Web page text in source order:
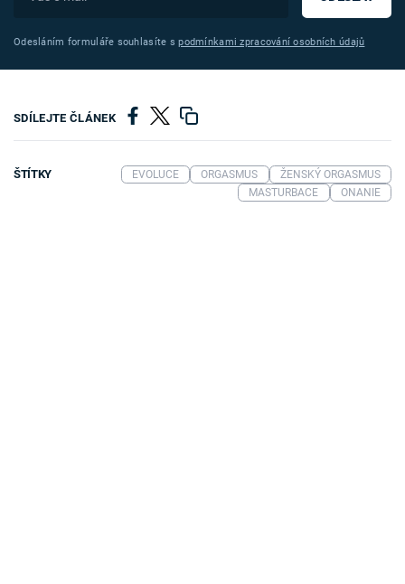
Odesláním formuláře souhlasíte spodmínkami zpracování osobních údajů
SDÍLEJTE ČLÁNEK
ŠTÍTKY EVOLUCE ORGASMUS
ŽENSKÝ ORGASMUS
MASTURBACE
ONANIE